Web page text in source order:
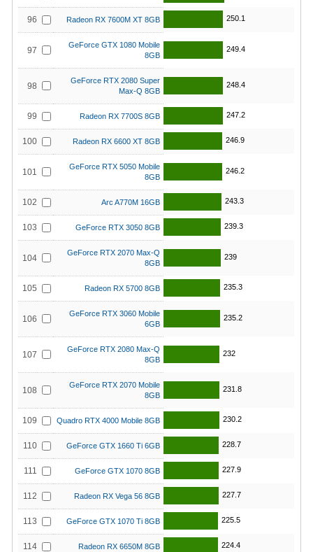
96 Radeon RX 7600M XT 8GB 250.1
97
GeForce GTX 1080 Mobile
8GB
249.4
98
GeForce RTX 2080 Super
Max-Q 8GB
248.4
99 Radeon RX 7700S 8GB 247.2
100 Radeon RX 6600 XT 8GB 246.9
101
GeForce RTX 5050 Mobile
8GB
246.2
102 Arc A770M 16GB 243.3
103 GeForce RTX 3050 8GB 239.3
104
GeForce RTX 2070 Max-Q
8GB
239
105 Radeon RX 5700 8GB 235.3
106
GeForce RTX 3060 Mobile
6GB
235.2
107
GeForce RTX 2080 Max-Q
8GB
232
108
GeForce RTX 2070 Mobile
8GB
231.8
109 Quadro RTX 4000 Mobile 8GB 230.2
110 GeForce GTX 1660 Ti 6GB 228.7
111 GeForce GTX 1070 8GB 227.9
112 Radeon RX Vega 56 8GB 227.7
113 GeForce GTX 1070 Ti 8GB 225.5
114 Radeon RX 6650M 8GB 224.4